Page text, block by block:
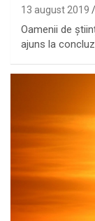
13 august 2019
Oamenii de
ajuns la